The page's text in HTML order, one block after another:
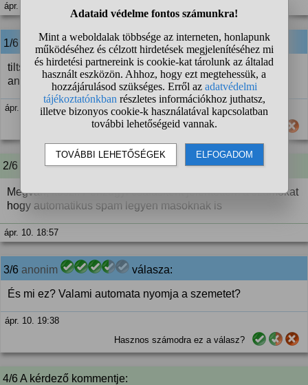
ápr. 10. 18:52
1/6 anonim válasza:
tiltsd le az összes telefonszámot, akkor ki sem jelzi, csak
annyit, hogy hívott, de tiltva van
ápr. 10. 18:54
Hasznos számodra ez a válasz?
2/6 A kérdező kommentje:
Megvan, köszi. Pénzügyi csalásként jelentettem a számokat
hogy automatikus spam legyen masoknak is
ápr. 10. 18:57
3/6 anonim válasza:
És mi ez? Valami automata nyomja a szemetet?
ápr. 10. 19:38
Hasznos számodra ez a válasz?
4/6 A kérdező kommentje: